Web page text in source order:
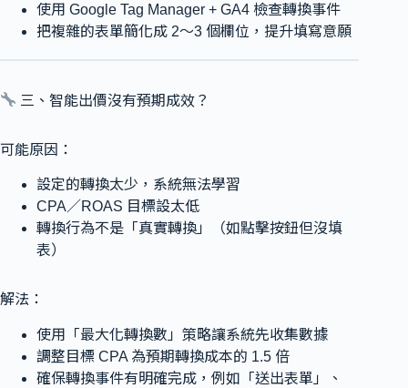
使用 Google Tag Manager + GA4 檢查轉換事件
把複雜的表單簡化成 2～3 個欄位，提升填寫意願
三、智能出價沒有預期成效？
可能原因：
設定的轉換太少，系統無法學習
CPA／ROAS 目標設太低
轉換行為不是「真實轉換」（如點擊按鈕但沒填
表）
解法：
使用「最大化轉換數」策略讓系統先收集數據
調整目標 CPA 為預期轉換成本的 1.5 倍
確保轉換事件有明確完成，例如「送出表單」、